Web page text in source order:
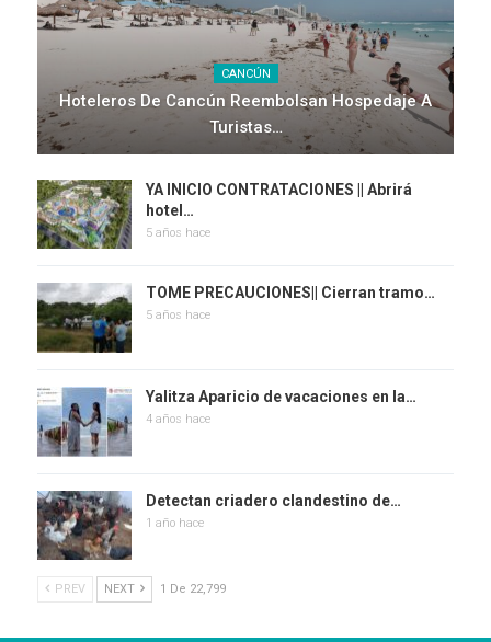
CANCÚN
Hoteleros De Cancún Reembolsan Hospedaje A
Turistas…
YA INICIO CONTRATACIONES || Abrirá
hotel…
5 años hace
TOME PRECAUCIONES|| Cierran tramo…
5 años hace
Yalitza Aparicio de vacaciones en la…
4 años hace
Detectan criadero clandestino de…
1 año hace
PREV NEXT 1 De 22,799